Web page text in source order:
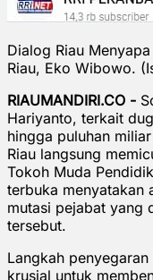
Dialog Riau
Riau, Eko Wibowo.
RIAUMANDIRI.CO -
Hariyanto, terkait
hingga puluhan
Riau langsung
Tokoh Muda
terbuka menyatakan
mutasi pejabat yang
tersebut.
Langkah
krusial untuk